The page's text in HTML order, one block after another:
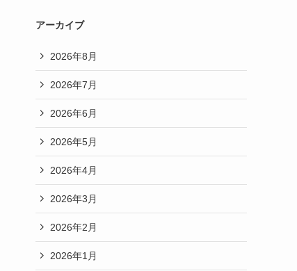
アーカイブ
2026年8月
2026年7月
2026年6月
2026年5月
2026年4月
2026年3月
2026年2月
2026年1月